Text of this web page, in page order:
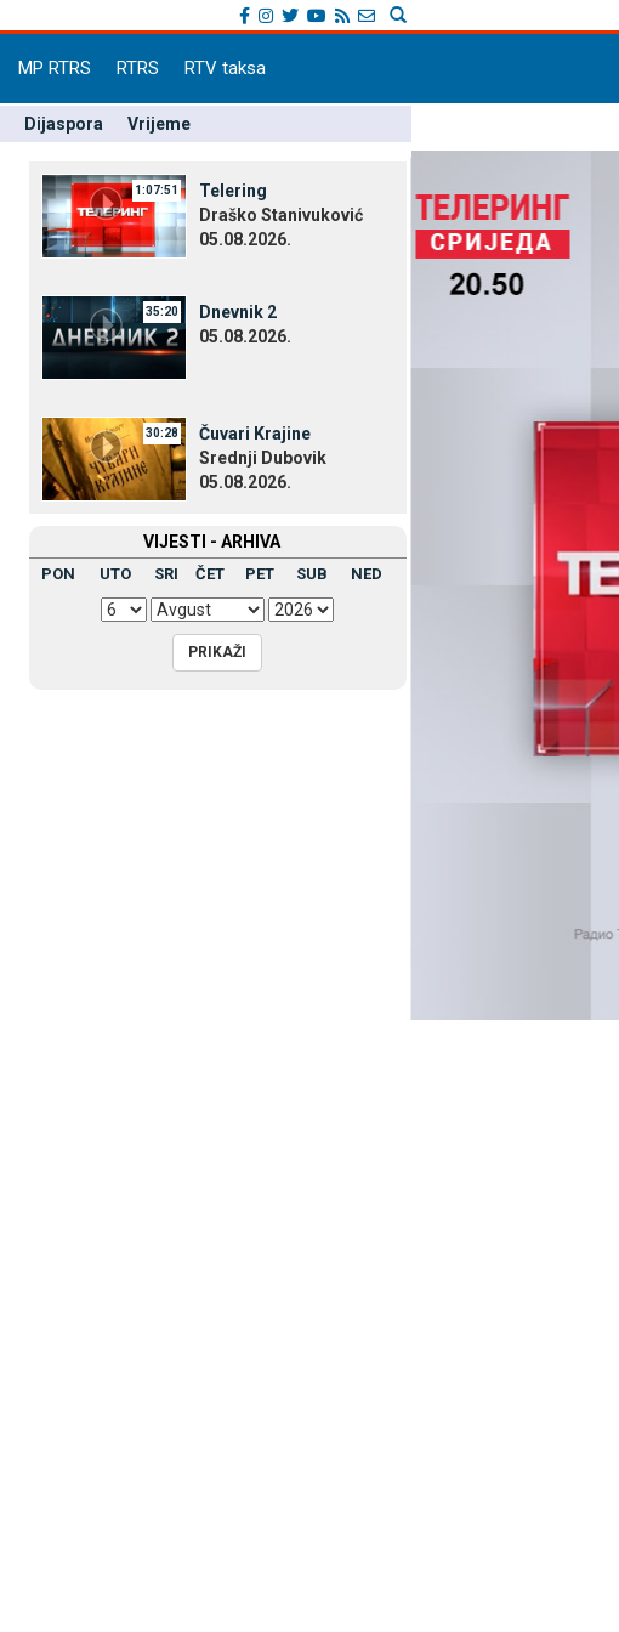
MP RTRS RTRS RTV taksa
Dijaspora Vrijeme
1:07:51
Telering
Draško Stanivuković
05.08.2026.
35:20
Dnevnik 2
05.08.2026.
30:28
Čuvari Krajine
Srednji Dubovik
05.08.2026.
VIЈESTI - ARHIVA
PON UTO SRI ČET PET SUB NED